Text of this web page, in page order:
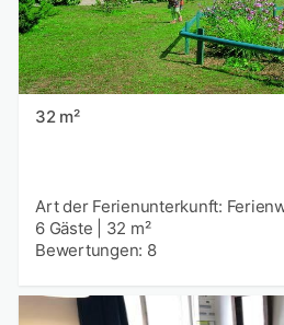
32 m²
Art der Ferienunterkunft:
6 Gäste
32 m²
Bewertungen: 8